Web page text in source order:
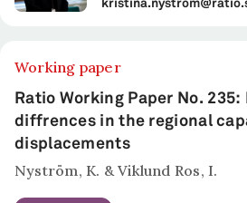
Working paper
Ratio Working Paper No.
diffrences in the regional
displacements
Nyström, K. & Viklund Ros, I.